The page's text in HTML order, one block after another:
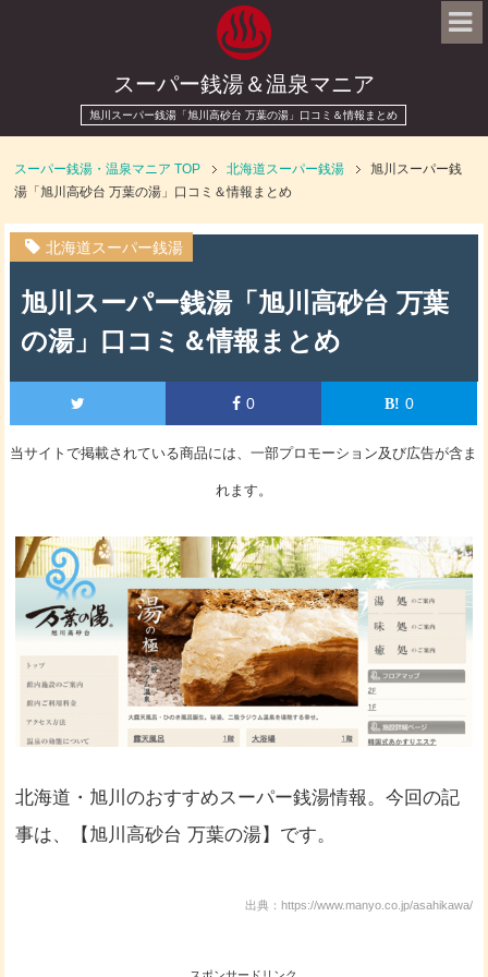
スーパー銭湯＆温泉マニア
旭川スーパー銭湯「旭川高砂台 万葉の湯」口コミ＆情報まとめ
スーパー銭湯・温泉マニア TOP 北海道スーパー銭湯
旭川スーパー銭
湯「旭川高砂台 万葉の湯」口コミ＆情報まとめ
北海道スーパー銭湯
旭川スーパー銭湯「旭川高砂台 万葉
の湯」口コミ＆情報まとめ
0 0
当サイトで掲載されている商品には、一部プロモーション及び広告が含ま
れます。
北海道・旭川のおすすめスーパー銭湯情報。今回の記
事は、【旭川高砂台 万葉の湯】です。
出典：https://www.manyo.co.jp/asahikawa/